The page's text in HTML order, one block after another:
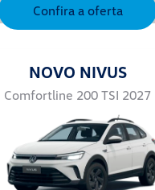
Confira a oferta
NOVO NIVUS
Comfortline 200 TSI 2027